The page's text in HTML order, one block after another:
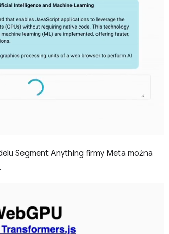
Segment Anything firmy Meta można